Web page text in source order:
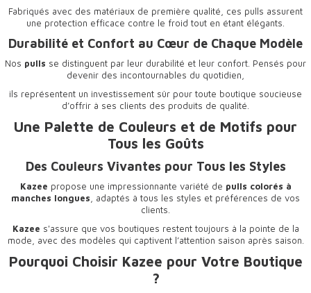
Fabriqués avec des matériaux de première qualité, ces pulls assurent
une protection efficace contre le froid tout en étant élégants.
Durabilité et Confort au Cœur de Chaque Modèle
Nos pulls se distinguent par leur durabilité et leur confort. Pensés pour
devenir des incontournables du quotidien,
ils représentent un investissement sûr pour toute boutique soucieuse
d’offrir à ses clients des produits de qualité.
Une Palette de Couleurs et de Motifs pour
Tous les Goûts
Des Couleurs Vivantes pour Tous les Styles
Kazee propose une impressionnante variété de pulls colorés à
manches longues , adaptés à tous les styles et préférences de vos
clients.
Kazee s'assure que vos boutiques restent toujours à la pointe de la
mode, avec des modèles qui captivent l’attention saison après saison.
Pourquoi Choisir Kazee pour Votre Boutique
?